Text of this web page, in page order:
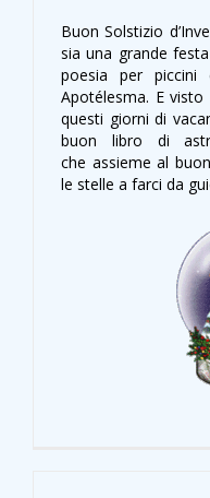
Buon Solstizio
sia una grande
poesia per
Apotélesma. E
questi giorni di
buon libro di
che assieme al
le stelle a farci da